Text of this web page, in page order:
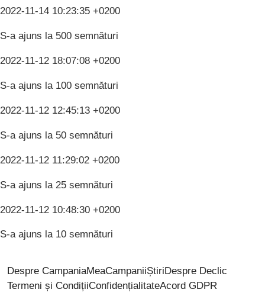
2022-11-14 10:23:35 +0200
S-a ajuns la 500 semnături
2022-11-12 18:07:08 +0200
S-a ajuns la 100 semnături
2022-11-12 12:45:13 +0200
S-a ajuns la 50 semnături
2022-11-12 11:29:02 +0200
S-a ajuns la 25 semnături
2022-11-12 10:48:30 +0200
S-a ajuns la 10 semnături
Despre CampaniaMeaCampaniiȘtiri Despre Declic
Termeni și CondițiiConfidențialitateAcord GDPR